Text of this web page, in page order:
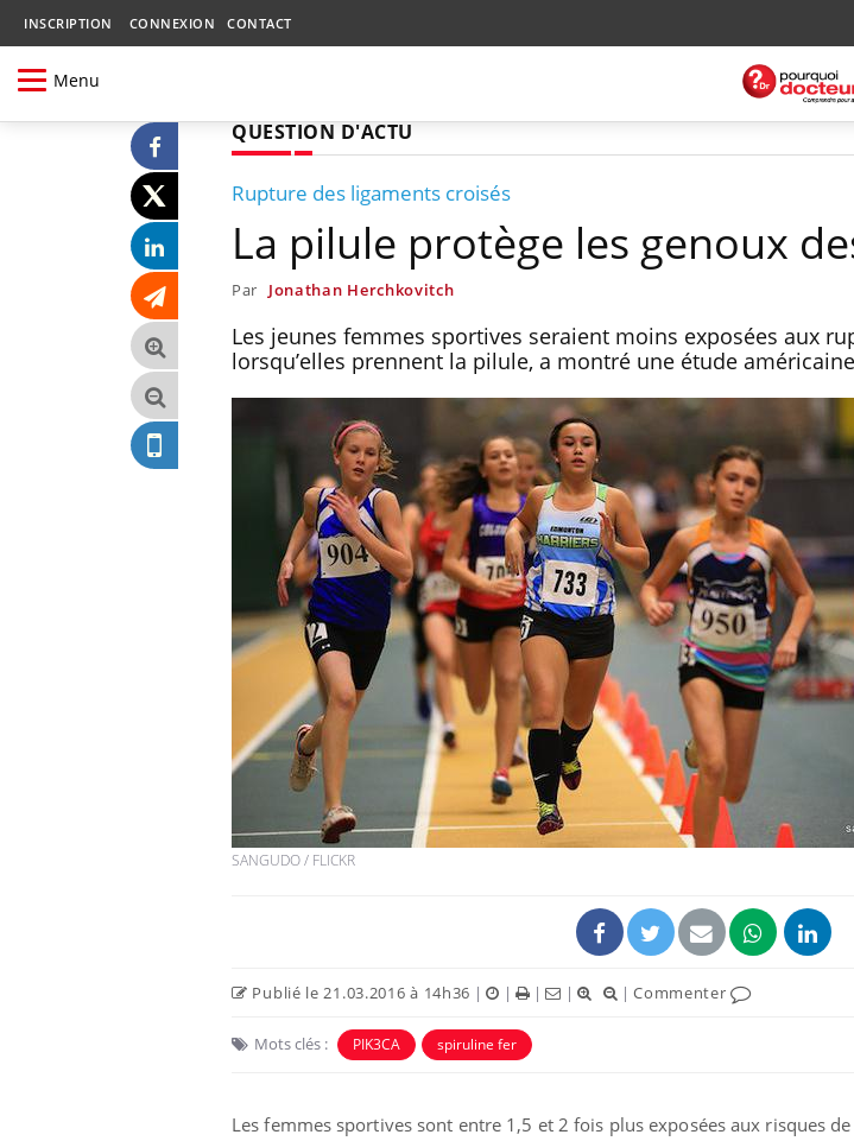
INSCRIPTION CONNEXION CONTACT
Menu
QUESTION D'ACTU
Rupture des ligaments croisés
La pilule protège les genoux
Par Jonathan Herchkovitch
Les jeunes femmes sportives seraient moins exposées aux
lorsqu’elles prennent la pilule, a montré une étude
SANGUDO / FLICKR
Publié le 21.03.2016 à 14h36 | | | | |Commenter
Mots clés : PIK3CA spiruline fer
Les femmes sportives sont entre 1,5 et 2 fois plus exposées aux risques